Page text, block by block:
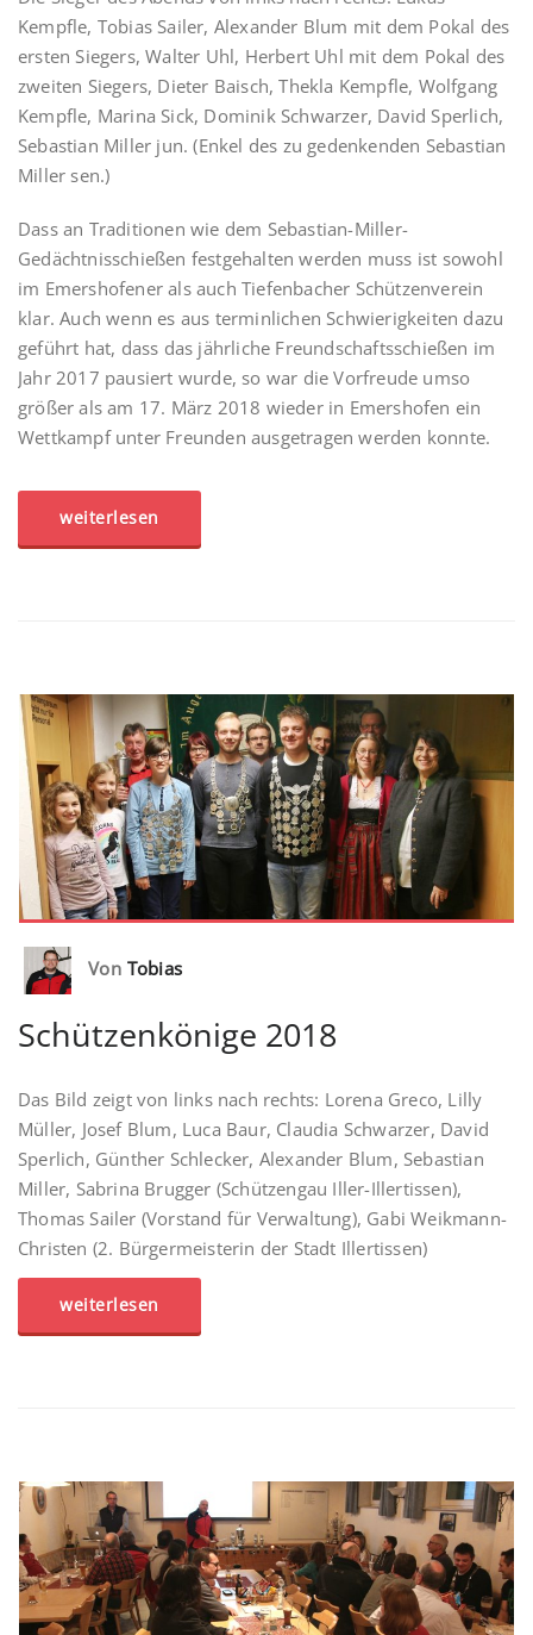
Kempfle, Tobias Sailer, Alexander Blum mit dem Pokal des
ersten Siegers, Walter Uhl, Herbert Uhl mit dem Pokal des
zweiten Siegers, Dieter Baisch, Thekla Kempfle, Wolfgang
Kempfle, Marina Sick, Dominik Schwarzer, David Sperlich,
Sebastian Miller jun. (Enkel des zu gedenkenden Sebastian
Miller sen.)
Dass an Traditionen wie dem Sebastian-Miller-
Gedächtnisschießen festgehalten werden muss ist sowohl
im Emershofener als auch Tiefenbacher Schützenverein
klar. Auch wenn es aus terminlichen Schwierigkeiten dazu
geführt hat, dass das jährliche Freundschaftsschießen im
Jahr 2017 pausiert wurde, so war die Vorfreude umso
größer als am 17. März 2018 wieder in Emershofen ein
Wettkampf unter Freunden ausgetragen werden konnte.
weiterlesen
Von Tobias
Schützenkönige 2018
Das Bild zeigt von links nach rechts: Lorena Greco, Lilly
Müller, Josef Blum, Luca Baur, Claudia Schwarzer, David
Sperlich, Günther Schlecker, Alexander Blum, Sebastian
Miller, Sabrina Brugger (Schützengau Iller-Illertissen),
Thomas Sailer (Vorstand für Verwaltung), Gabi Weikmann-
Christen (2. Bürgermeisterin der Stadt Illertissen)
weiterlesen